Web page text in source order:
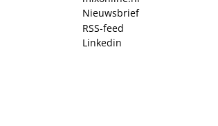
Nieuwsbrief
RSS-feed
Linkedin